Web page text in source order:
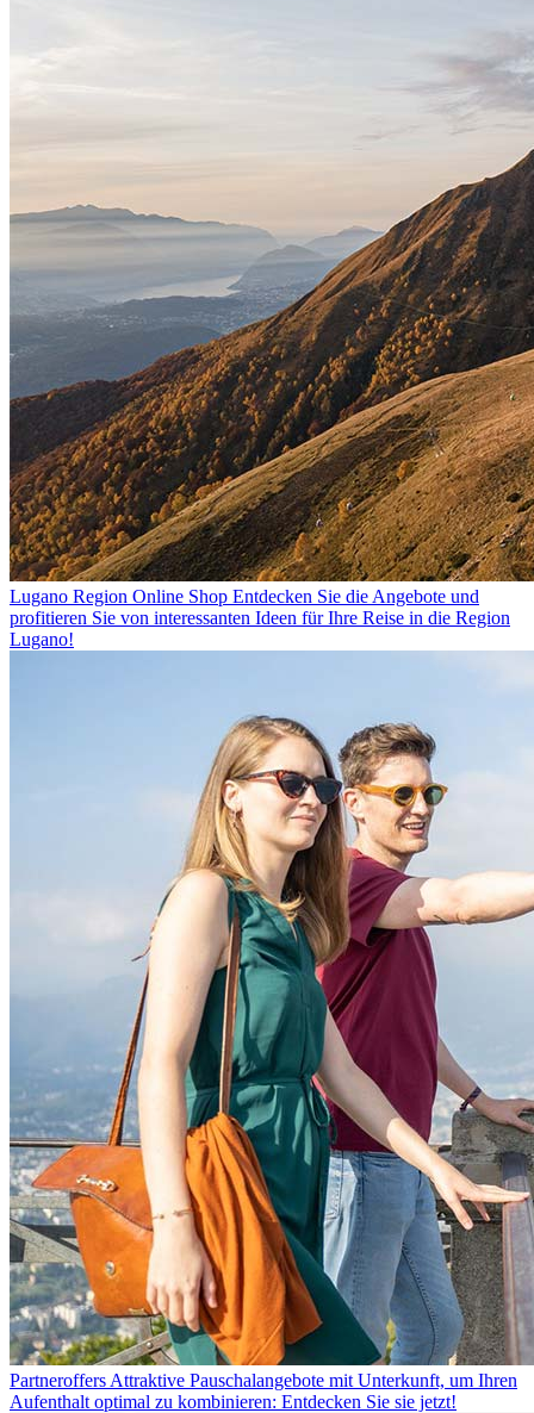
Lugano Region Online Shop Entdecken Sie die Angebote und
profitieren Sie von interessanten Ideen für Ihre Reise in die Region
Lugano!
Partneroffers Attraktive Pauschalangebote mit Unterkunft, um Ihren
Aufenthalt optimal zu kombinieren: Entdecken Sie sie jetzt!